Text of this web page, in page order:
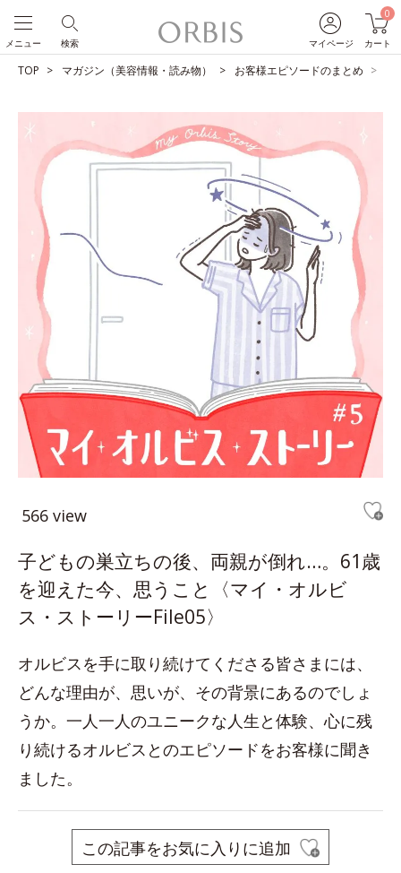
マイページ
0
カート
検索
メニュー
TOP マガジン（美容情報・読み物） お客様エピソードのまとめ
566 view
子どもの巣立ちの後、両親が倒れ…。61歳
を迎えた今、思うこと〈マイ・オルビ
ス・ストーリーFile05〉
オルビスを手に取り続けてくださる皆さまには、
どんな理由が、思いが、その背景にあるのでしょ
うか。一人一人のユニークな人生と体験、心に残
り続けるオルビスとのエピソードをお客様に聞き
ました。
この記事をお気に入りに追加